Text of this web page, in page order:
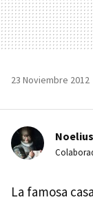
23 Noviembre 2012
Noelius
La famosa